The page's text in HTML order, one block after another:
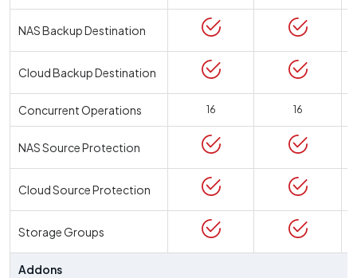
NAS Backup Destination
Cloud Backup Destination
Concurrent Operations 16 16
NAS Source Protection
Cloud Source Protection
Storage Groups
Addons